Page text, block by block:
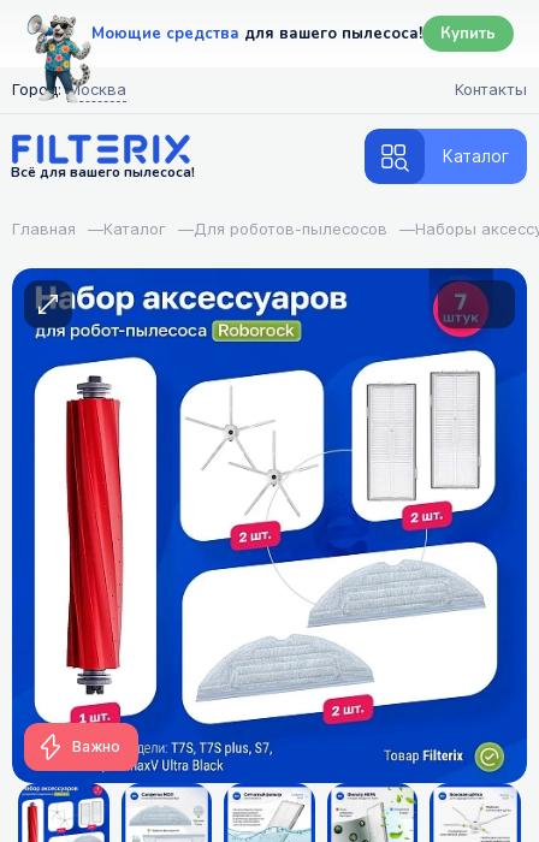
Моющие средства для вашего пылесоса! Купить
Город: Москва Контакты
Всё для вашего пылесоса!
Каталог
Главная —Каталог —Для роботов-пылесосов —Наборы
Важно